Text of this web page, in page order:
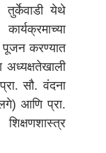
येथे
पूजन करण्यात
अध्यक्षतेखाली
सौ. वंदना
आणि प्रा.